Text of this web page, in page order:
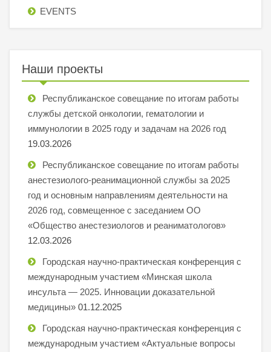
EVENTS
Наши проекты
Республиканское совещание по итогам работы
службы детской онкологии, гематологии и
иммунологии в 2025 году и задачам на 2026 год
19.03.2026
Республиканское совещание по итогам работы
анестезиолого-реанимационной службы за 2025
год и основным направлениям деятельности на
2026 год, совмещенное с заседанием ОО
«Общество анестезиологов и реаниматологов»
12.03.2026
Городская научно-практическая конференция с
международным участием «Минская школа
инсульта — 2025. Инновации доказательной
медицины» 01.12.2025
Городская научно-практическая конференция с
международным участием «Актуальные вопросы